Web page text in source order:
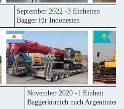
September 2022 -3 Einheiten
Bagger für Indonesien
November 2020 -1 Einheit
Baggerkranich nach Argentinien